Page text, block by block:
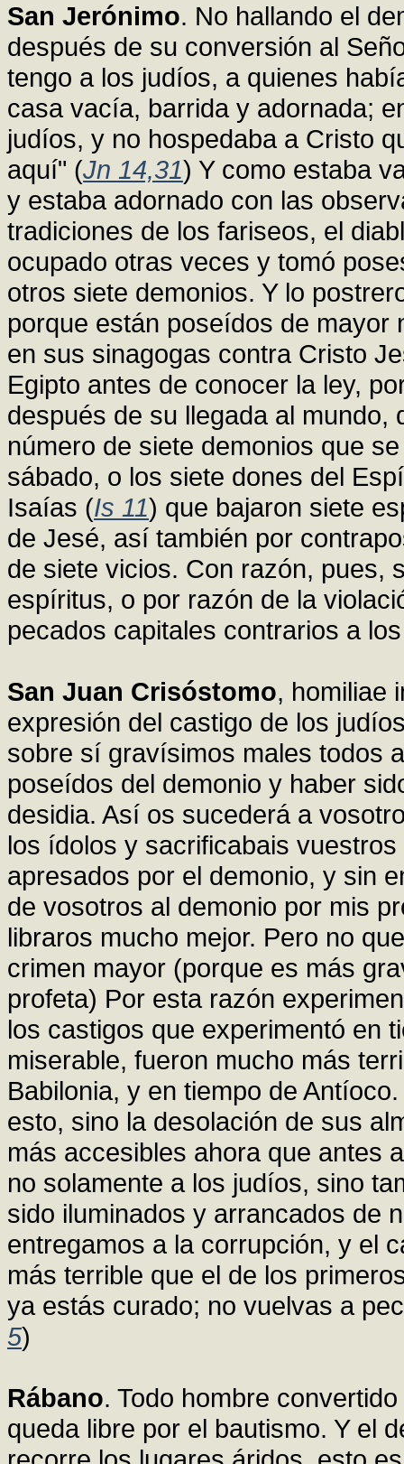
San Jerónimo. No hallando el
después de su conversión al
tengo a los judíos, a quienes
casa vacía, barrida y adornada;
judíos, y no hospedaba a Cristo
aquí" (Jn 14,31) Y como estaba
y estaba adornado con las
tradiciones de los fariseos, el
ocupado otras veces y tomó
otros siete demonios. Y lo
porque están poseídos de mayor
en sus sinagogas contra Cristo
Egipto antes de conocer la ley,
después de su llegada al mundo,
número de siete demonios que
sábado, o los siete dones del
Isaías (Is 11) que bajaron siete
de Jesé, así también por
de siete vicios. Con razón, pues,
espíritus, o por razón de la
pecados capitales contrarios a
San Juan Crisóstomo, homiliae
expresión del castigo de los
sobre sí gravísimos males todos
poseídos del demonio y haber
desidia. Así os sucederá a
los ídolos y sacrificabais
apresados por el demonio, y sin
de vosotros al demonio por mis
libraros mucho mejor. Pero no
crimen mayor (porque es más
profeta) Por esta razón
los castigos que experimentó en
miserable, fueron mucho más
Babilonia, y en tiempo de
esto, sino la desolación de sus
más accesibles ahora que antes
no solamente a los judíos, sino
sido iluminados y arrancados de
entregamos a la corrupción, y el
más terrible que el de los
ya estás curado; no vuelvas a
5)
Rábano. Todo hombre
queda libre por el bautismo. Y el